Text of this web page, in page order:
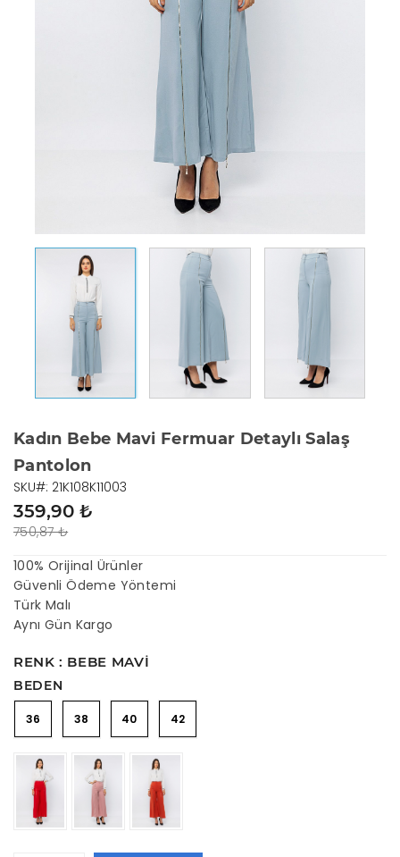
Kadın Bebe Mavi Fermuar Detaylı Salaş
Pantolon
750,87 ₺
359,90 ₺
SKU#: 21K108K11003
100% Orijinal Ürünler
Güvenli Ödeme Yöntemi
Türk Malı
Aynı Gün Kargo
RENK : BEBE MAVI
BEDEN
36 38 40 42